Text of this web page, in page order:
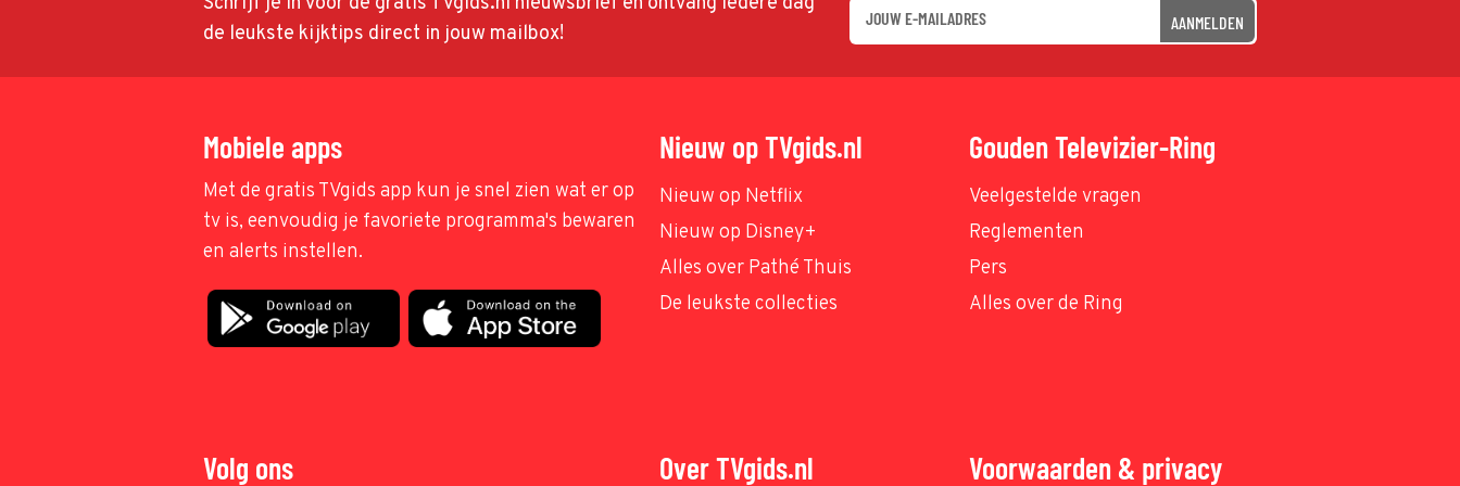
de leukste kijktips direct in jouw mailbox!
AANMELDEN
Mobiele apps
Met de gratis TVgids app kun je snel zien wat er op
tv is, eenvoudig je favoriete programma's bewaren
en alerts instellen.
Nieuw op TVgids.nl
Nieuw op Netflix
Nieuw op Disney+
Alles over Pathé Thuis
De leukste collecties
Gouden Televizier-Ring
Veelgestelde vragen
Reglementen
Pers
Alles over de Ring
Volg ons Over TVgids.nl Voorwaarden & privacy